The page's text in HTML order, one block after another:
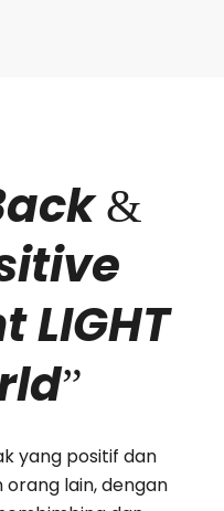
&
LIGHT
”
yang positif dan
lain, dengan